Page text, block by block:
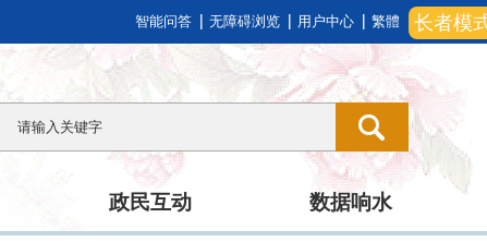
长者模
智能问答 无障碍浏览 用户中心 繁體
政民互动 数据响水